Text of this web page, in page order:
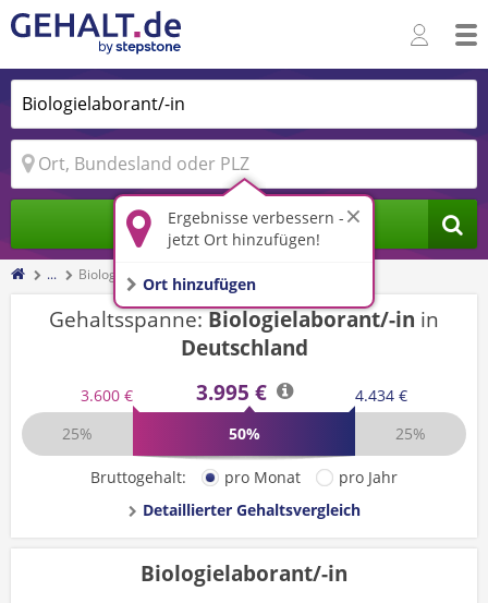
Ergebnisse verbessern -
jetzt Ort hinzufügen!
Ort hinzufügen
Jobs finden
... Biologielaborant/-in
Gehaltsspanne:Biologielaborant/-in in
Deutschland
3.600 € 3.995 €
4.434 €
25%
50% 25%
Bruttogehalt: pro Monat
pro Jahr
Detaillierter Gehaltsvergleich
Biologielaborant/-in